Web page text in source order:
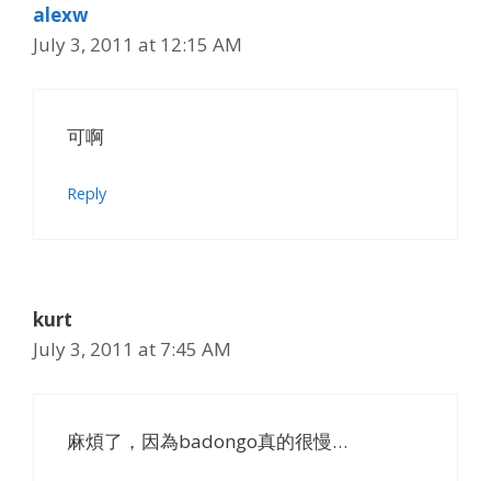
alexw
July 3, 2011 at 12:15 AM
可啊
Reply
kurt
July 3, 2011 at 7:45 AM
麻煩了，因為badongo真的很慢…